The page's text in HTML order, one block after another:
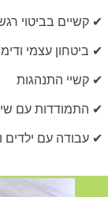
✔ קשיים בביטוי
✔ ביטחון עצמי
✔ קשיי התנהגות
✔ התמודדות עם
✔ עבודה עם ילדים